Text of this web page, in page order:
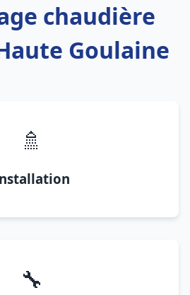
chaudière
Goulaine
🚿
🔧